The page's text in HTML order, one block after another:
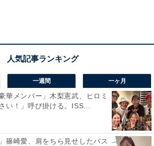
一週間 一ヶ月
華メンバー」木梨憲武、ヒロミ
い！」呼び掛ける。ISS...
篠崎愛、肩をちら見せしたバス